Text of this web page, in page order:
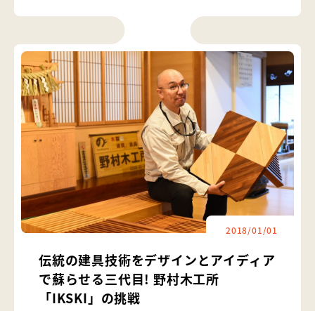
2018/01/01
伝統の建具技術をデザインとアイディア
で蘇らせる三代目! 野村木工所
「IKSKI」の挑戦